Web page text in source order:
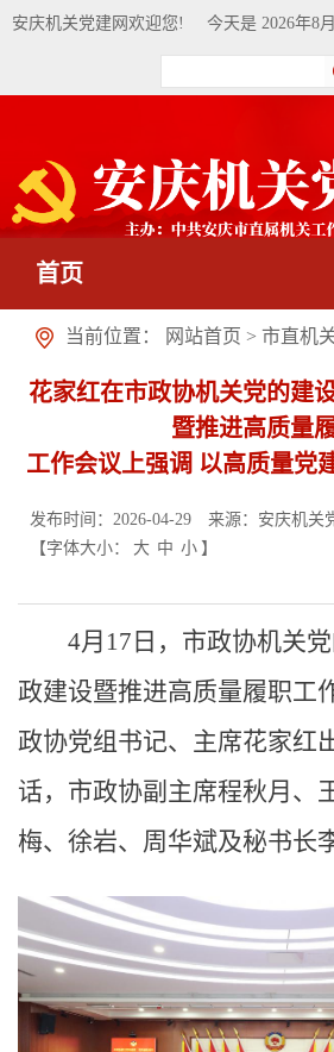
安庆机关党建网欢迎您! 今天是 2026年8
首页
当前位置： 网站首页 > 市直机
花家红在市政协机关党的建
暨推进高质量
工作会议上强调 以高质量党
发布时间：2026-04-29 来源：安庆机关
【字体大小：
大 中 小 】
4月17日，市政协机关
政建设暨推进高质量履职工
政协党组书记、主席花家红
话，市政协副主席程秋月、
梅、徐岩、周华斌及秘书长